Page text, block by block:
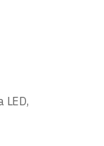
LED,